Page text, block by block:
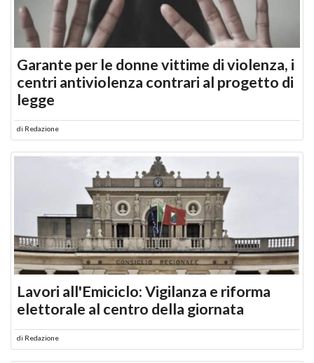
Garante per le donne vittime di violenza, i
centri antiviolenza contrari al progetto di
legge
di Redazione
Lavori all'Emiciclo: Vigilanza e riforma
elettorale al centro della giornata
di Redazione